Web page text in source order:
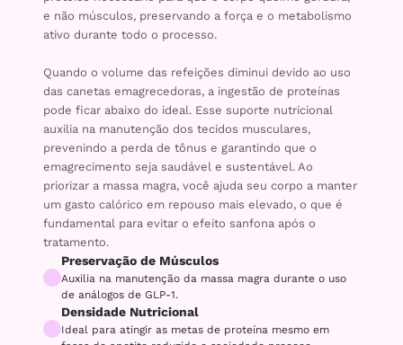
e não músculos, preservando a força e o metabolismo
ativo durante todo o processo.
Quando o volume das refeições diminui devido ao uso
das canetas emagrecedoras, a ingestão de proteínas
pode ficar abaixo do ideal. Esse suporte nutricional
auxilia na manutenção dos tecidos musculares,
prevenindo a perda de tônus e garantindo que o
emagrecimento seja saudável e sustentável. Ao
priorizar a massa magra, você ajuda seu corpo a manter
um gasto calórico em repouso mais elevado, o que é
fundamental para evitar o efeito sanfona após o
tratamento.
Preservação de Músculos
Auxilia na manutenção da massa magra durante o uso
de análogos de GLP-1.
Densidade Nutricional
Ideal para atingir as metas de proteína mesmo em